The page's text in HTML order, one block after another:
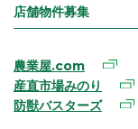
店舗物件募集
農業屋.com
産直市場みのり
防獣バスターズ